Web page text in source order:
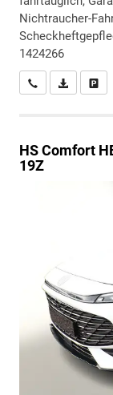
Nichtraucher-
1424266
Wir rufen Sie an
PDF-
HSComfort
19Z